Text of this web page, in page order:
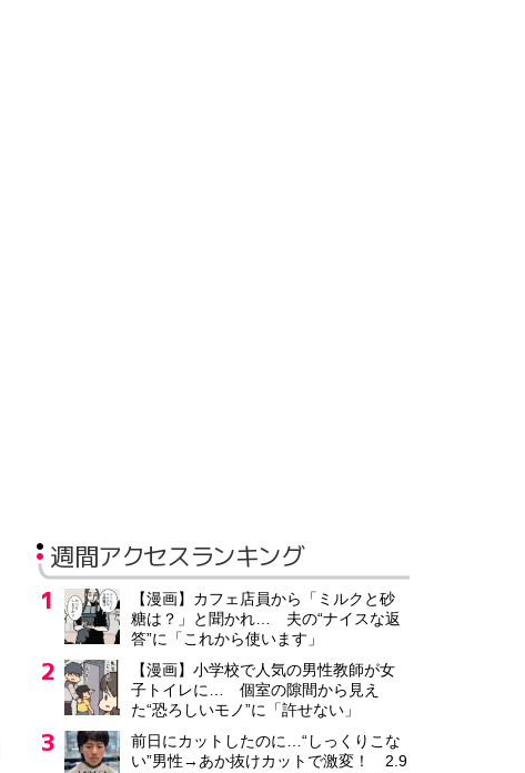
週間アクセスランキング
【漫画】カフェ店員から「ミルクと砂
糖は？」と聞かれ… 夫の“ナイスな返
答”に「これから使います」
【漫画】小学校で人気の男性教師が女
子トイレに… 個室の隙間から見え
た“恐ろしいモノ”に「許せない」
前日にカットしたのに…“しっくりこな
い”男性→あか抜けカットで激変！ 2.9